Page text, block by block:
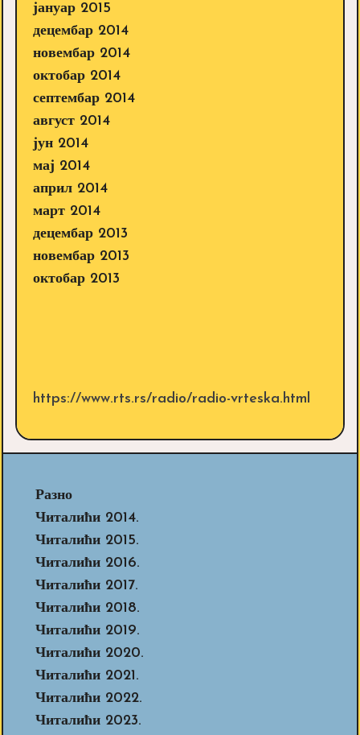
јануар 2015
децембар 2014
новембар 2014
октобар 2014
септембар 2014
август 2014
јун 2014
мај 2014
април 2014
март 2014
децембар 2013
новембар 2013
октобар 2013
https://www.rts.rs/radio/radio-vrteska.html
Разно
Читалићи 2014.
Читалићи 2015.
Читалићи 2016.
Читалићи 2017.
Читалићи 2018.
Читалићи 2019.
Читалићи 2020.
Читалићи 2021.
Читалићи 2022.
Читалићи 2023.